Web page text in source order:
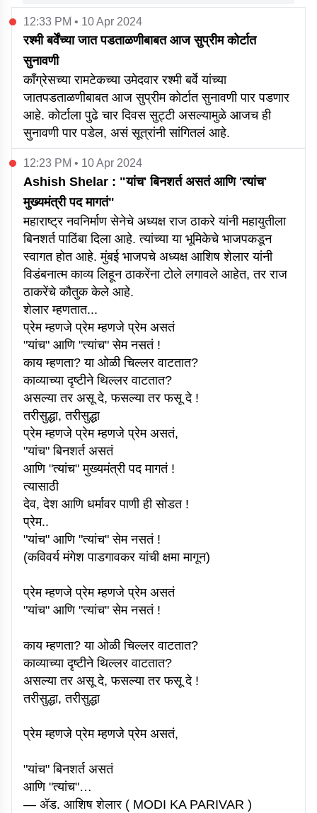
12:33 PM • 10 Apr 2024
रश्मी बर्वेंच्या जात पडताळणीबाबत आज सुप्रीम कोर्टात
सुनावणी
काँग्रेसच्या रामटेकच्या उमेदवार रश्मी बर्वे यांच्या
जातपडताळणीबाबत आज सुप्रीम कोर्टात सुनावणी पार पडणार
आहे. कोर्टाला पुढे चार दिवस सुट्टी असल्यामुळे आजच ही
सुनावणी पार पडेल, असं सूत्रांनी सांगितलं आहे.
12:23 PM • 10 Apr 2024
Ashish Shelar : "यांच' बिनशर्त असतं आणि 'त्यांच'
मुख्यमंत्री पद मागतं"
महाराष्ट्र नवनिर्माण सेनेचे अध्यक्ष राज ठाकरे यांनी महायुतीला
बिनशर्त पाठिंबा दिला आहे. त्यांच्या या भूमिकेचे भाजपकडून
स्वागत होत आहे. मुंबई भाजपचे अध्यक्ष आशिष शेलार यांनी
विडंबनात्म काव्य लिहून ठाकरेंना टोले लगावले आहेत, तर राज
ठाकरेंचे कौतुक केले आहे.
शेलार म्हणतात...
प्रेम म्हणजे प्रेम म्हणजे प्रेम असतं
"यांच" आणि "त्यांच" सेम नसतं !
काय म्हणता? या ओळी चिल्लर वाटतात?
काव्याच्या दृष्टीने थिल्लर वाटतात?
असल्या तर असू दे, फसल्या तर फसू दे !
तरीसुद्धा, तरीसुद्धा
प्रेम म्हणजे प्रेम म्हणजे प्रेम असतं,
"यांच" बिनशर्त असतं
आणि "त्यांच" मुख्यमंत्री पद मागतं !
त्यासाठी
देव, देश आणि धर्मावर पाणी ही सोडत !
प्रेम..
"यांच" आणि "त्यांच" सेम नसतं !
(कविवर्य मंगेश पाडगावकर यांची क्षमा मागून)
प्रेम म्हणजे प्रेम म्हणजे प्रेम असतं
"यांच" आणि "त्यांच" सेम नसतं !
काय म्हणता? या ओळी चिल्लर वाटतात?
काव्याच्या दृष्टीने थिल्लर वाटतात?
असल्या तर असू दे, फसल्या तर फसू दे !
तरीसुद्धा, तरीसुद्धा
प्रेम म्हणजे प्रेम म्हणजे प्रेम असतं,
"यांच" बिनशर्त असतं
आणि "त्यांच"…
— ॲड. आशिष शेलार ( MODI KA PARIVAR )